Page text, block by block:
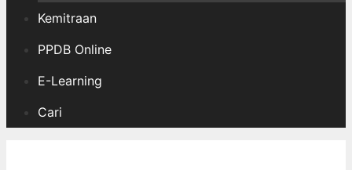
Kemitraan
PPDB Online
E-Learning
Cari